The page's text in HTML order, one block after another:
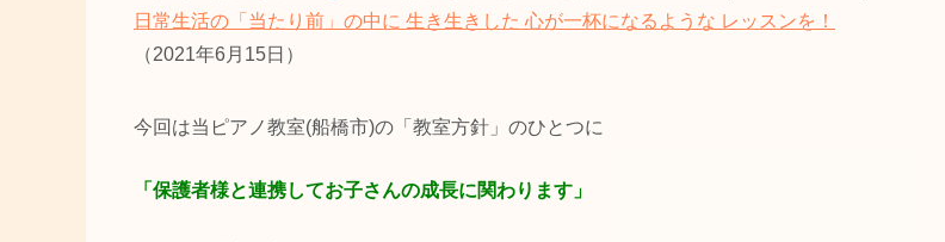
日常生活の「当たり前」の中に 生き生きした 心が一杯になるような レッスンを！
（2021年6月15日）
今回は当ピアノ教室(船橋市)の「教室方針」のひとつに
「保護者様と連携してお子さんの成長に関わります」